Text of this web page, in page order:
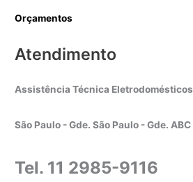
Orçamentos
Atendimento
Assistência Técnica Eletrodomésticos
São Paulo - Gde. São Paulo - Gde. ABC
Tel. 11 2985-9116